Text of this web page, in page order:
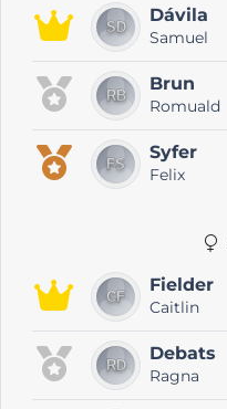
Dávila
Samuel
Brun
Romuald
Syfer
Felix
Fielder
Caitlin
Debats
Ragna